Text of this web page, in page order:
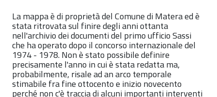
La mappa è di proprietà del Comune di Matera ed è
stata ritrovata sul finire degli anni ottanta
nell'archivio dei documenti del primo ufficio Sassi
che ha operato dopo il concorso internazionale del
1974 - 1978. Non è stato possibile definire
precisamente l'anno in cui è stata redatta ma,
probabilmente, risale ad an arco temporale
stimabile fra fine ottocento e inizio novecento
perché non c'è traccia di alcuni importanti interventi